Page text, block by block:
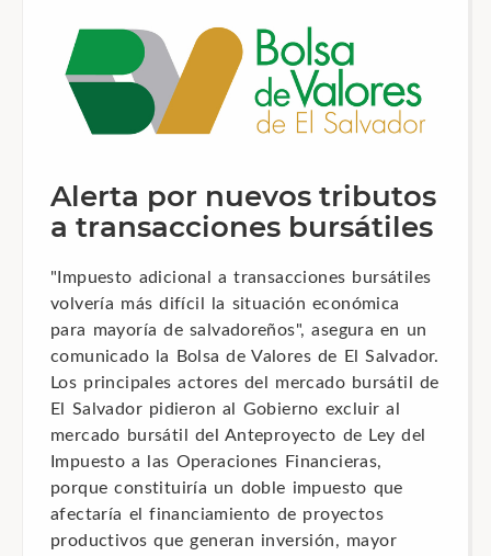
Alerta por nuevos tributos
a transacciones bursátiles
"Impuesto adicional a transacciones bursátiles
volvería más difícil la situación económica
para mayoría de salvadoreños", asegura en un
comunicado la Bolsa de Valores de El Salvador.
Los principales actores del mercado bursátil de
El Salvador pidieron al Gobierno excluir al
mercado bursátil del Anteproyecto de Ley del
Impuesto a las Operaciones Financieras,
porque constituiría un doble impuesto que
afectaría el financiamiento de proyectos
productivos que generan inversión, mayor